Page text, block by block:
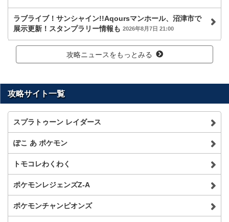
ラブライブ！サンシャイン!!Aqoursマンホール、沼津市で
展示更新！スタンプラリー情報も 2026年8月7日 21:00
攻略ニュースをもっとみる
攻略サイト一覧
スプラトゥーン レイダース
ぽこ あ ポケモン
トモコレわくわく
ポケモンレジェンズZ-A
ポケモンチャンピオンズ